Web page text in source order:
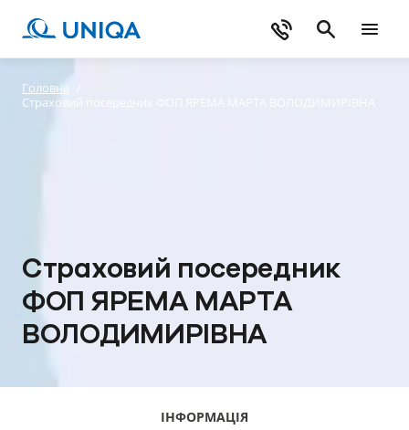
Головна
Страховий посередник ФОП ЯРЕМА МАРТА ВОЛОДИМИРІВНА
Страховий посередник
ФОП ЯРЕМА МАРТА
ВОЛОДИМИРІВНА
ІНФОРМАЦІЯ